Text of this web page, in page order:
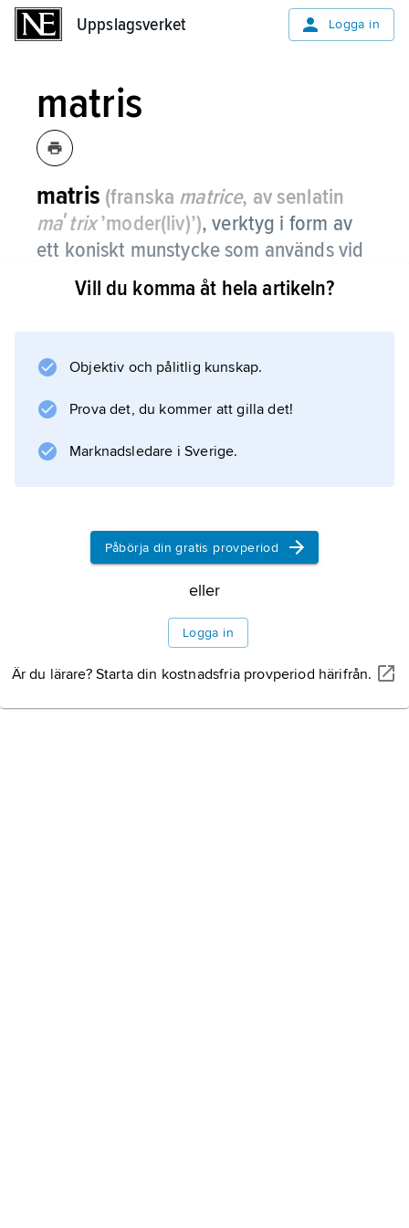
Uppslagsverket Logga in
matris
matris (franska matrice, av senlatin
maʹtrix’moder(liv)’),verktyg i form av
ett koniskt munstycke som används vid
metallbearbetning, t.ex. extrusion och
tråddragning(i det senare fallet även
Vill du komma åt hela artikeln?
Objektiv och pålitlig kunskap.
Prova det, du kommer att gilla det!
Marknadsledare i Sverige.
Påbörja din gratis provperiod
eller
Logga in
Är du lärare? Starta din kostnadsfria provperiod härifrån.